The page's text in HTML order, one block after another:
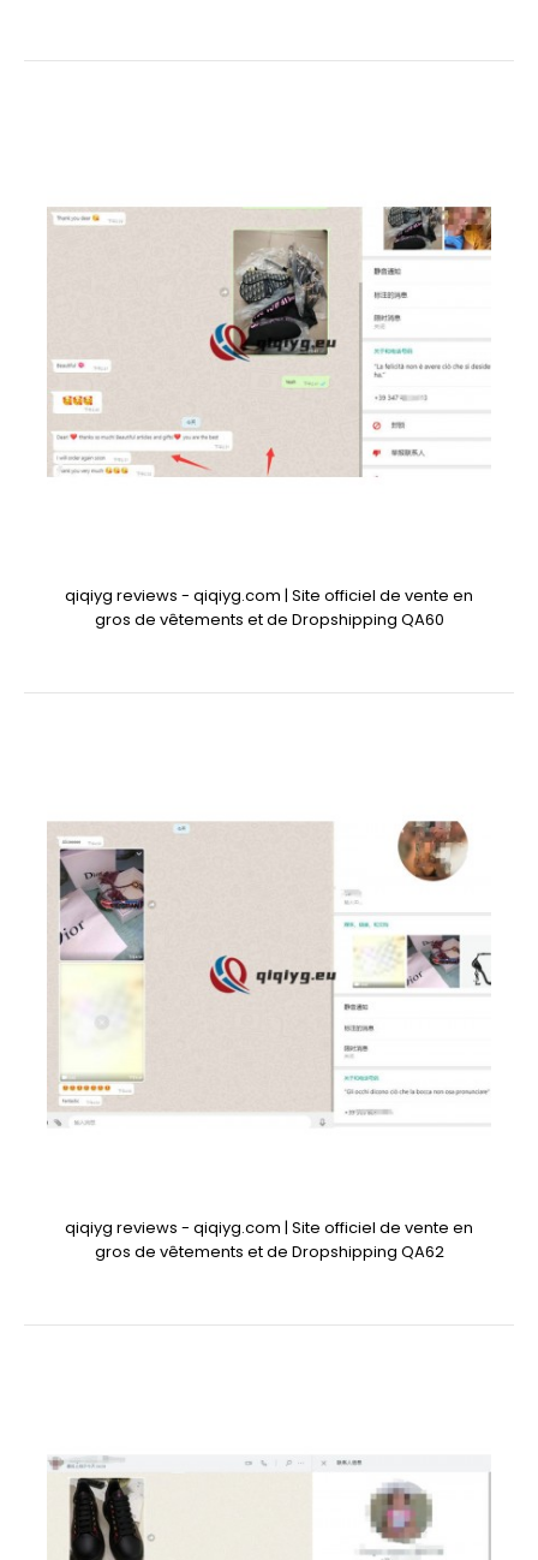
qiqiyg reviews - qiqiyg.com | Site officiel de vente en
gros de vêtements et de Dropshipping QA60
qiqiyg reviews - qiqiyg.com | Site officiel de vente en
gros de vêtements et de Dropshipping QA62